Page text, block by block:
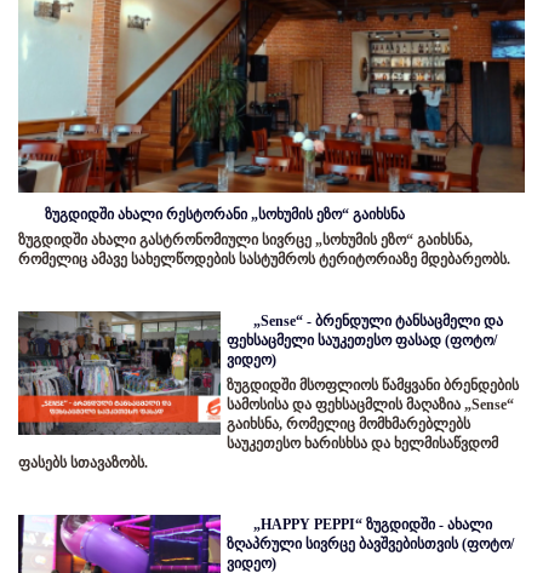
ზუგდიდში ახალი რესტორანი „სოხუმის ეზო“ გაიხსნა
ზუგდიდში ახალი გასტრონომიული სივრცე „სოხუმის ეზო“ გაიხსნა,
რომელიც ამავე სახელწოდების სასტუმროს ტერიტორიაზე მდებარეობს.
„Sense“ - ბრენდული ტანსაცმელი და
ფეხსაცმელი საუკეთესო ფასად (ფოტო/
ვიდეო)
ზუგდიდში მსოფლიოს წამყვანი ბრენდების
სამოსისა და ფეხსაცმლის მაღაზია „Sense“
გაიხსნა, რომელიც მომხმარებლებს
საუკეთესო ხარისხსა და ხელმისაწვდომ
ფასებს სთავაზობს.
„HAPPY PEPPI“ ზუგდიდში - ახალი
ზღაპრული სივრცე ბავშვებისთვის (ფოტო/
ვიდეო)